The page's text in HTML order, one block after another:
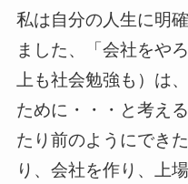
私は自分の人生に明
ました、「会社をや
上も社会勉強も）は
ために・・・と考え
たり前のようにでき
り、会社を作り、上